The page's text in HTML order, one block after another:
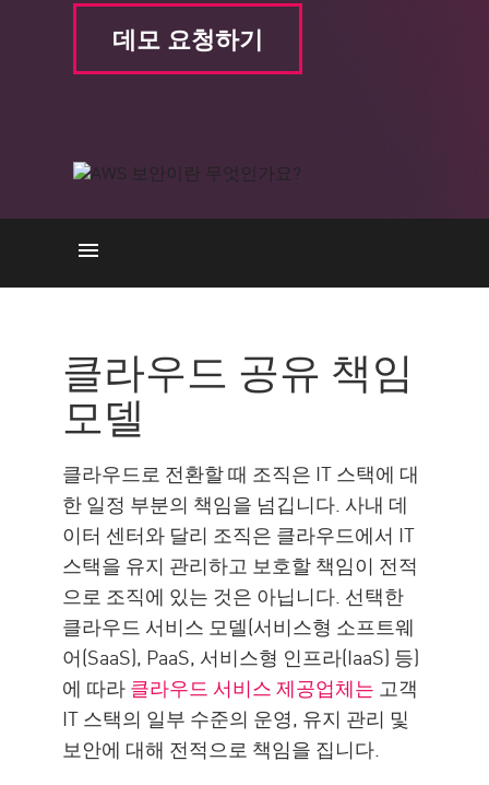
데모 요청하기
AWS 기본 제공 보안 확장
AWS Security with Check Point
클라우드 공유 책임
모델
클라우드로 전환할 때 조직은 IT 스택에 대
한 일정 부분의 책임을 넘깁니다. 사내 데
이터 센터와 달리 조직은 클라우드에서 IT
스택을 유지 관리하고 보호할 책임이 전적
으로 조직에 있는 것은 아닙니다. 선택한
클라우드 서비스 모델(서비스형 소프트웨
어(SaaS), PaaS, 서비스형 인프라(IaaS) 등)
에 따라클라우드 서비스 제공업체는 고객
IT 스택의 일부 수준의 운영, 유지 관리 및
보안에 대해 전적으로 책임을 집니다.